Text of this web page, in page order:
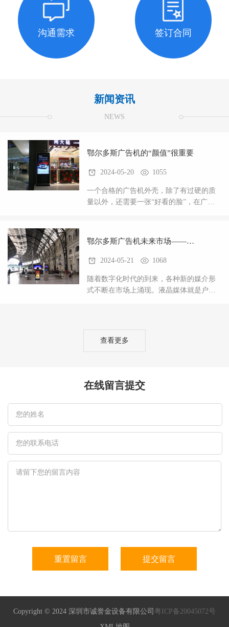
沟通需求 签订合同
新闻资讯
NEWS
鄂尔多斯广告机的“颜值”很重要
2024-05-20 1055
一个合格的广告机外壳，除了有过硬的质
量以外，还需要一张“好看的脸”，在广告
挑剔问题。好的
鄂尔多斯广告机未来市场——大
量需求好的外壳
2024-05-21 1068
随着数字化时代的到来，各种新的媒介形
式不断在市场上涌现。液晶媒体就是户外
查看更多
在线留言提交
Copyright © 2024 深圳市诚誉金设备有限公司 粤ICP备20045072号